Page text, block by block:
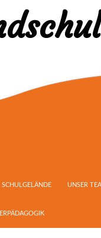
SCHULGELÄNDE UNSER